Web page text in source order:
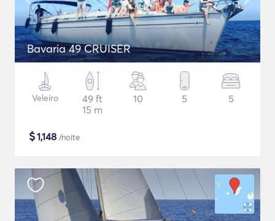
Bavaria 49 CRUISER
Veleiro
49 ft
15 m
10 5 5
$1,148 /noite